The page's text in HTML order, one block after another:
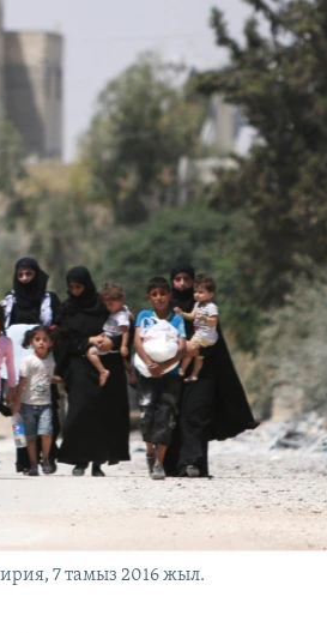
7 тамыз 2016 жыл.